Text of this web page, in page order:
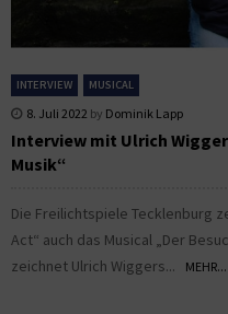
INTERVIEW MUSICAL
8. Juli 2022 by Dominik Lapp
Interview mit Ulrich
Musik“
Die Freilichtspiele Tecklenburg
Act“ auch das Musical „Der
zeichnet Ulrich Wiggers...
MEHR...